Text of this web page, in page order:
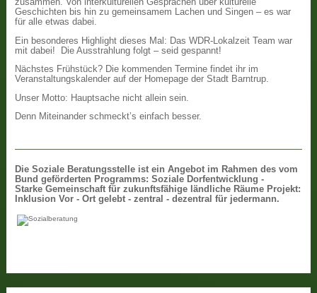
zusammen. Von interkulturellen Gesprächen über kulturelle
Geschichten bis hin zu gemeinsamem Lachen und Singen – es war
für alle etwas dabei.
Ein besonderes Highlight dieses Mal: Das WDR-Lokalzeit Team war
mit dabei! Die Ausstrahlung folgt – seid gespannt!
Nächstes Frühstück? Die kommenden Termine findet ihr im
Veranstaltungskalender auf der Homepage der Stadt Barntrup.
Unser Motto: Hauptsache nicht allein sein.
Denn Miteinander schmeckt’s einfach besser.
Die Soziale Beratungsstelle ist ein Angebot im Rahmen des vom
Bund geförderten Programms: Soziale Dorfentwicklung -
Starke Gemeinschaft für zukunftsfähige ländliche Räume Projekt:
Inklusion Vor - Ort gelebt - zentral - dezentral für jedermann.